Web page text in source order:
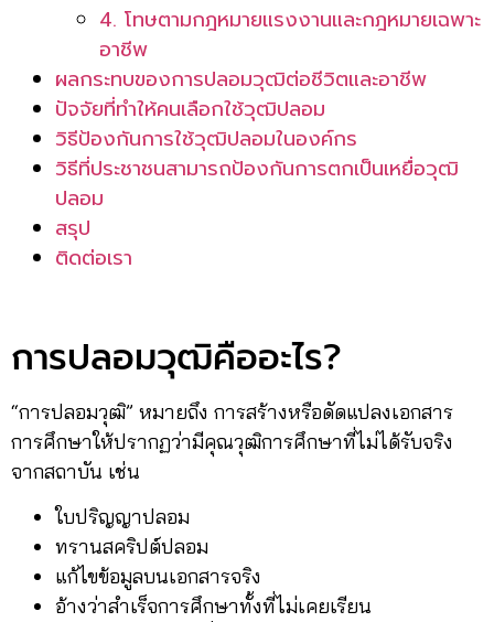
4. โทษตามกฎหมายแรงงานและกฎหมายเฉพาะ
อาชีพ
ผลกระทบของการปลอมวุฒิต่อชีวิตและอาชีพ
ปัจจัยที่ทำให้คนเลือกใช้วุฒิปลอม
วิธีป้องกันการใช้วุฒิปลอมในองค์กร
วิธีที่ประชาชนสามารถป้องกันการตกเป็นเหยื่อวุฒิ
ปลอม
สรุป
ติดต่อเรา
การปลอมวุฒิคืออะไร?
“การปลอมวุฒิ” หมายถึง การสร้างหรือดัดแปลงเอกสาร
การศึกษาให้ปรากฏว่ามีคุณวุฒิการศึกษาที่ไม่ได้รับจริง
จากสถาบัน เช่น
ใบปริญญาปลอม
ทรานสคริปต์ปลอม
แก้ไขข้อมูลบนเอกสารจริง
อ้างว่าสำเร็จการศึกษาทั้งที่ไม่เคยเรียน